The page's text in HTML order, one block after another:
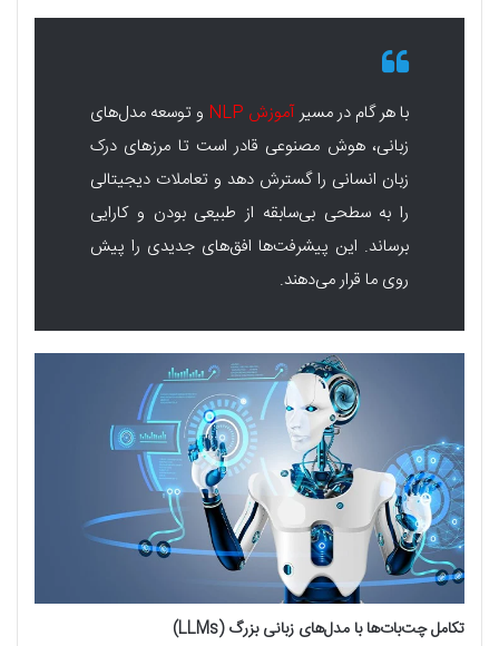
با هر گام در مسیرآموزش NLP
و توسعه مدل‌های
زبانی، هوش مصنوعی قادر است تا مرزهای درک
زبان انسانی را گسترش دهد و تعاملات دیجیتالی
را به سطحی بی‌سابقه از طبیعی بودن و کارایی
برساند. این پیشرفت‌ها افق‌های جدیدی را پیش
روی ما قرار می‌دهند.
تکامل چت‌بات‌ها با مدل‌های زبانی بزرگ (LLMs)